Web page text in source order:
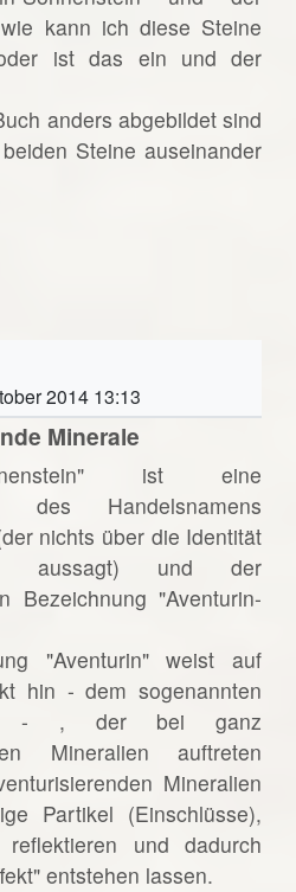
kann ich diese Steine
ist das ein und der
anders abgebildet sind
Steine auseinander
2014 13:13
Minerale
ist eine
des Handelsnamens
nichts über die Identität
aussagt) und der
Bezeichnung "Aventurin-
"Aventurin" weist auf
hin - dem sogenannten
- , der bei ganz
Mineralien auftreten
Mineralien
Partikel (Einschlüsse),
und dadurch
entstehen lassen.